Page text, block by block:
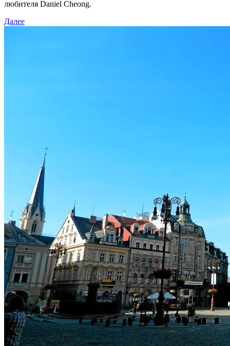
любителя Daniel Cheong.
Далее